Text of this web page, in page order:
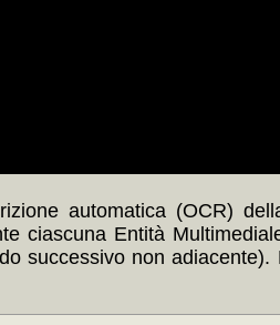
automatica (OCR)
ciascuna Entità
successivo non